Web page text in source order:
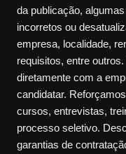
da publicação,
incorretos ou
empresa, localidade,
requisitos, entre
diretamente com a
candidatar.
cursos, entrevistas,
processo seletivo.
garantias de